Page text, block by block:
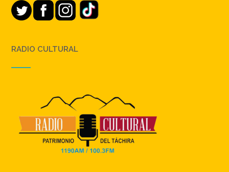
RADIO CULTURAL